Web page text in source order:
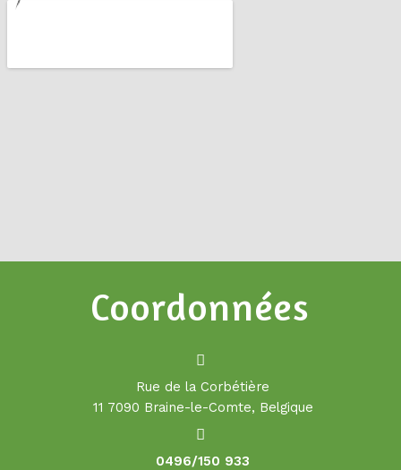
Coordonnées
Rue de la Corbétière
11 7090 Braine-le-Comte, Belgique
0496/150 933